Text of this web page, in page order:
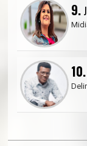
9.
10.